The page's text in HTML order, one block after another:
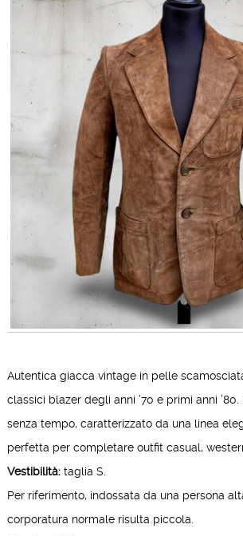
Autentica giacca vintage in pelle
classici blazer degli anni ’70 e primi anni
senza tempo, caratterizzato da una linea
perfetta per completare outfit casual,
Vestibilità:taglia S.
Per riferimento, indossata da una persona
corporatura normale risulta piccola.